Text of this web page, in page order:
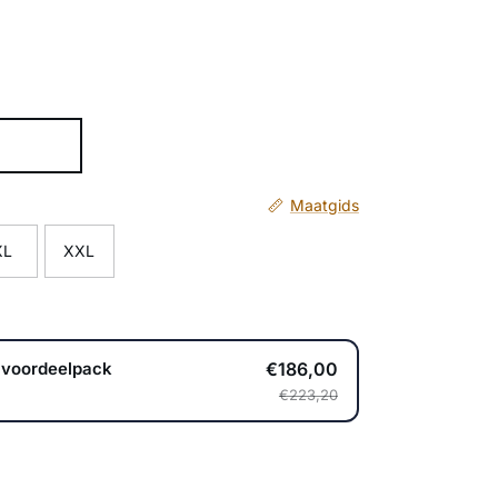
Maatgids
XXL
€186,00
€223,20